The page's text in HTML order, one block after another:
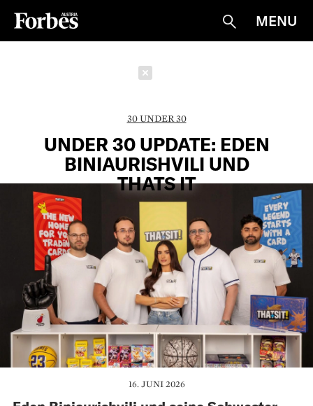
Suche
MENU
30 UNDER 30
UNDER 30 UPDATE: EDEN
BINIAURISHVILI UND
THATS IT
16. JUNI 2026